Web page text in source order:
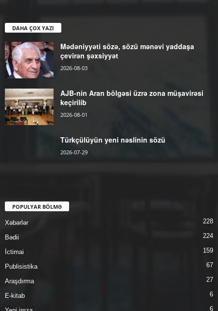
DAHA ÇOX YAZI
Mədəniyyəti sözə, sözü mənəvi yaddaşa
çevirən şəxsiyyət
2026-08-03
AJB-nin Aran bölgəsi üzrə zona müşavirəsi
keçirilib
2026-08-01
Türkçülüyün yeni nəslinin sözü
2026-07-29
POPULYAR BÖLMƏ
Xəbərlər 228
Bədii 224
İctimai 159
Publisistika 67
Araşdırma 27
E-kitab 6
6